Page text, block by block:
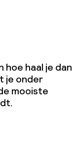
hoe haal je dan
je onder
mooiste